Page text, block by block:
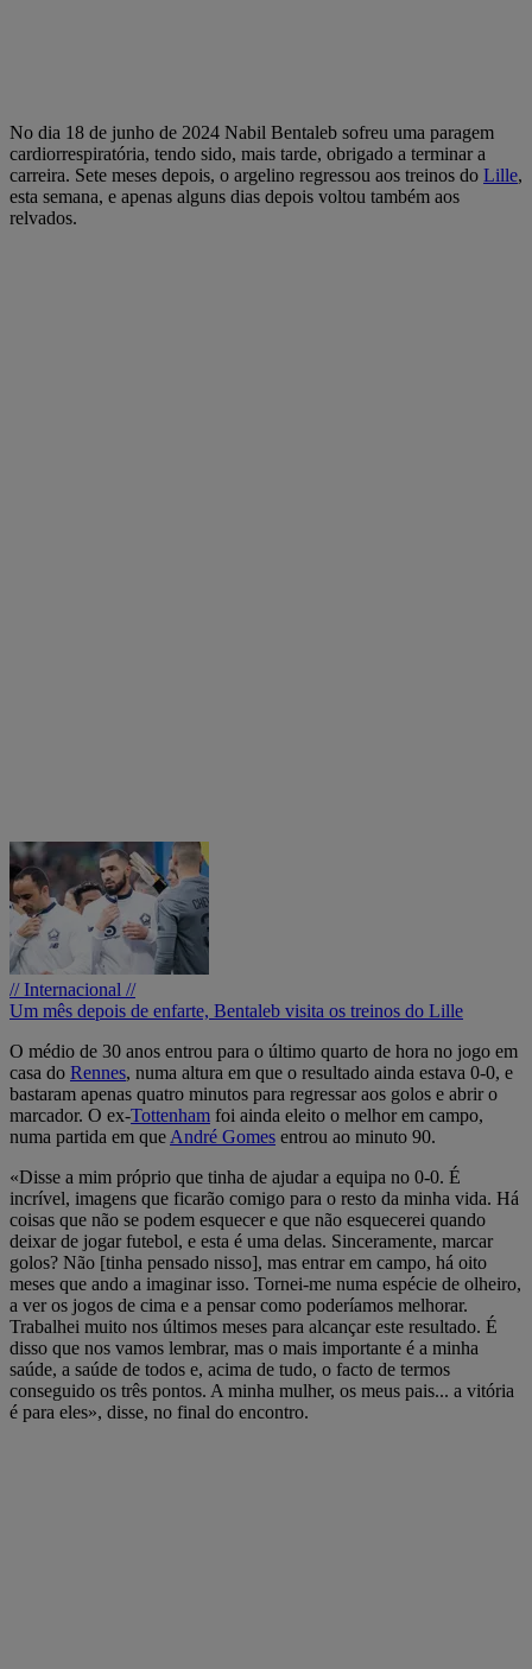
No dia 18 de junho de 2024 Nabil Bentaleb sofreu uma paragem
cardiorrespiratória, tendo sido, mais tarde, obrigado a terminar a
carreira. Sete meses depois, o argelino regressou aos treinos do Lille,
esta semana, e apenas alguns dias depois voltou também aos
relvados.
// Internacional //
Um mês depois de enfarte, Bentaleb visita os treinos do Lille
O médio de 30 anos entrou para o último quarto de hora no jogo em
casa do Rennes, numa altura em que o resultado ainda estava 0-0, e
bastaram apenas quatro minutos para regressar aos golos e abrir o
marcador. O ex-Tottenham foi ainda eleito o melhor em campo,
numa partida em que André Gomes entrou ao minuto 90.
«Disse a mim próprio que tinha de ajudar a equipa no 0-0. É
incrível, imagens que ficarão comigo para o resto da minha vida. Há
coisas que não se podem esquecer e que não esquecerei quando
deixar de jogar futebol, e esta é uma delas. Sinceramente, marcar
golos? Não [tinha pensado nisso], mas entrar em campo, há oito
meses que ando a imaginar isso. Tornei-me numa espécie de olheiro,
a ver os jogos de cima e a pensar como poderíamos melhorar.
Trabalhei muito nos últimos meses para alcançar este resultado. É
disso que nos vamos lembrar, mas o mais importante é a minha
saúde, a saúde de todos e, acima de tudo, o facto de termos
conseguido os três pontos. A minha mulher, os meus pais... a vitória
é para eles», disse, no final do encontro.